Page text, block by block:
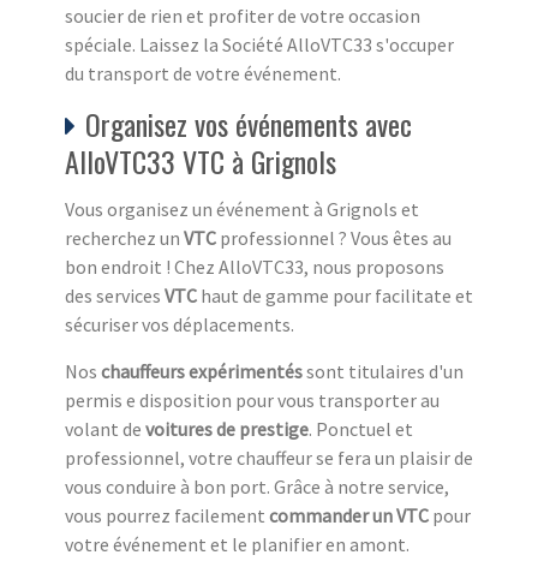
soucier de rien et profiter de votre occasion
spéciale. Laissez la Société AlloVTC33 s'occuper
du transport de votre événement.
Organisez vos événements avec
AlloVTC33 VTC à Grignols
Vous organisez un événement à Grignols et
recherchez un VTC professionnel ? Vous êtes au
bon endroit ! Chez AlloVTC33, nous proposons
des services VTC haut de gamme pour facilitate et
sécuriser vos déplacements.
Nos chauffeurs expérimentéssont titulaires d'un
permis e disposition pour vous transporter au
volant de voitures de prestige. Ponctuel et
professionnel, votre chauffeur se fera un plaisir de
vous conduire à bon port. Grâce à notre service,
vous pourrez facilement commander un VTC pour
votre événement et le planifier en amont.